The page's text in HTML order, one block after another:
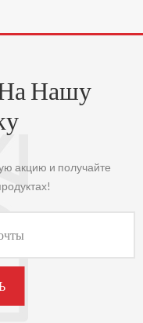
Нашу
акцию и получайте